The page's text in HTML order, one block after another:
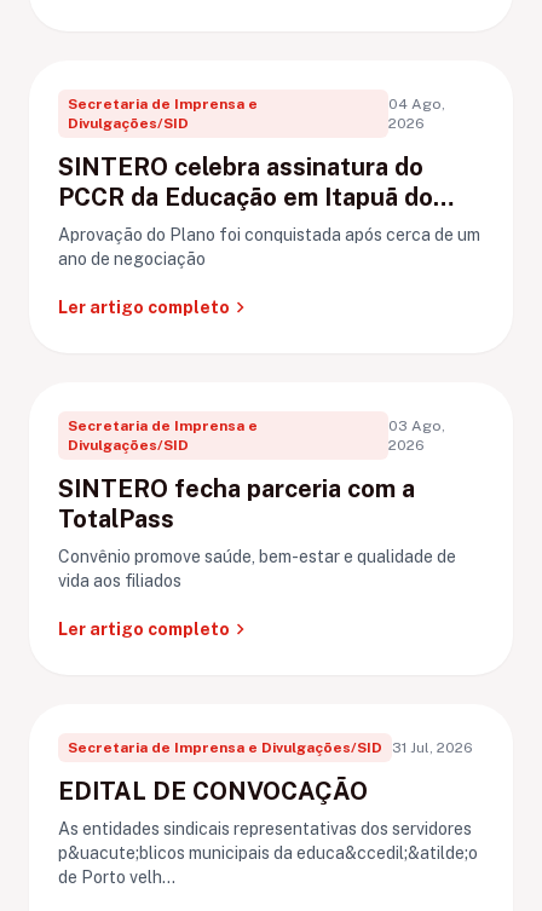
Secretaria de Imprensa e
Divulgações/SID
04 Ago,
2026
SINTERO celebra assinatura do
PCCR da Educação em Itapuã do
Oeste
Aprovação do Plano foi conquistada após cerca de um
ano de negociação
Ler artigo completo chevron_right
Secretaria de Imprensa e
Divulgações/SID
03 Ago,
2026
SINTERO fecha parceria com a
TotalPass
Convênio promove saúde, bem-estar e qualidade de
vida aos filiados
Ler artigo completo chevron_right
Secretaria de Imprensa e Divulgações/SID 31 Jul, 2026
EDITAL DE CONVOCAÇÃO
As entidades sindicais representativas dos servidores
p&uacute;blicos municipais da educa&ccedil;&atilde;o
de Porto velh...